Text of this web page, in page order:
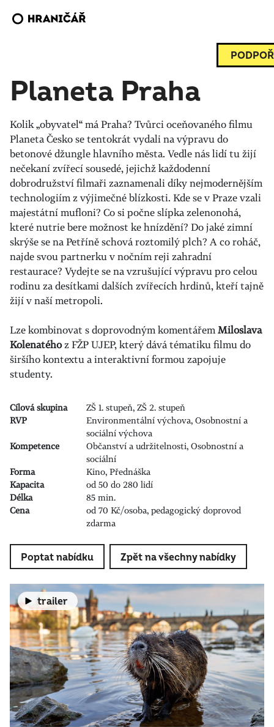
Planeta Praha
Kolik „obyvatel“ má Praha? Tvůrci oceňovaného filmu
Planeta Česko se tentokrát vydali na výpravu do
betonové džungle hlavního města. Vedle nás lidí tu žijí
nečekaní zvířecí sousedé, jejichž každodenní
dobrodružství filmaři zaznamenali díky nejmodernějším
technologiím z výjimečné blízkosti. Kde se v Praze vzali
majestátní mufloni? Co si počne slípka zelenonohá,
které nutrie bere možnost ke hnízdění? Do jaké zimní
skrýše se na Petříně schová roztomilý plch? A co roháč,
najde svou partnerku v nočním reji zahradní
restaurace? Vydejte se na vzrušující výpravu pro celou
rodinu za desítkami dalších zvířecích hrdinů, kteří tajně
žijí v naší metropoli.
Lze kombinovat s doprovodným komentářemMiloslava
Kolenatéhoz FŽP UJEP, který dává tématiku filmu do
širšího kontextu a interaktivní formou zapojuje
studenty.
Cílová skupina
ZŠ 1. stupeň, ZŠ 2. stupeň
RVP
Environmentální výchova, Osobnostní a
sociální výchova
Kompetence
Občanství a udržitelnosti, Osobnostní a
sociální
Forma
Kino, Přednáška
Kapacita
od 50 do 280 lidí
Délka
85 min.
Cena
od 70 Kč/osoba, pedagogický doprovod
zdarma
Poptat nabídku Zpět na všechny nabídky
trailer